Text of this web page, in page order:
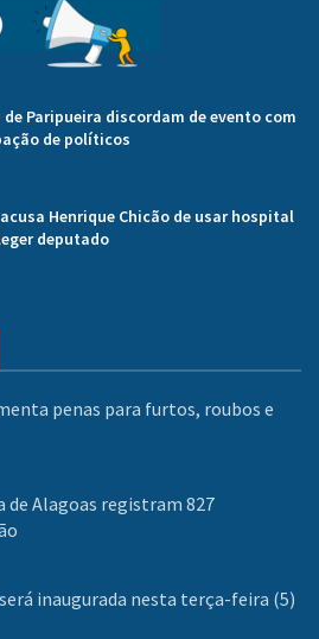
Paripueira discordam de evento com
de políticos
Henrique Chicão de usar hospital
deputado
penas para furtos, roubos e
de Alagoas registram 827
inaugurada nesta terça-feira (5)